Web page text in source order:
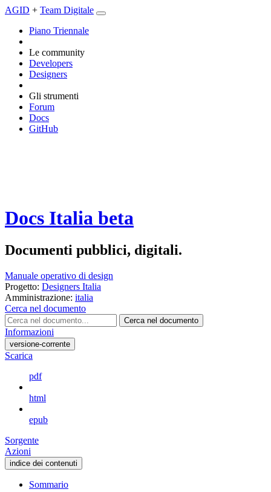
AGID + Team Digitale
Piano Triennale
Le community
Developers
Designers
Gli strumenti
Forum
Docs
GitHub
Docs Italia beta
Documenti pubblici, digitali.
Manuale operativo di design
Progetto: Designers Italia
Amministrazione: italia
Cerca nel documento
Cerca nel documento
Informazioni
versione-corrente
Scarica
pdf
html
epub
Sorgente
Azioni
indice dei contenuti
Sommario